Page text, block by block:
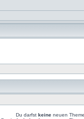
Du darfst keine neuen